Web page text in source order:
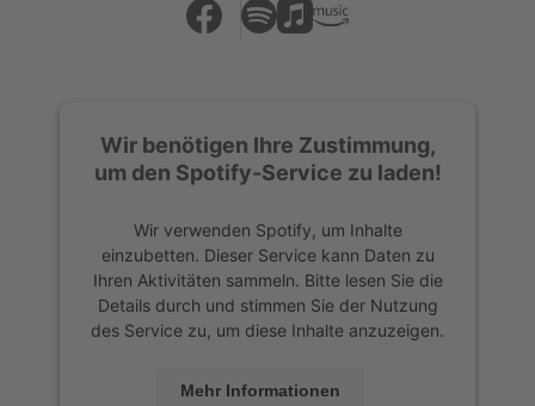
Wir benötigen Ihre Zustimmung,
um den Spotify-Service zu laden!
Wir verwenden Spotify, um Inhalte
einzubetten. Dieser Service kann Daten zu
Ihren Aktivitäten sammeln. Bitte lesen Sie die
Details durch und stimmen Sie der Nutzung
des Service zu, um diese Inhalte anzuzeigen.
Mehr Informationen